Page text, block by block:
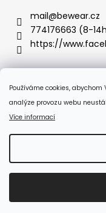
Používáme cookies,
analýze provozu webu
Více informací
mail@bewear.cz
774176663 (8-
https://
Přijímáme